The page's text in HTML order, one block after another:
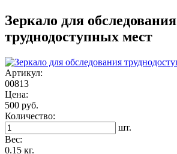
Зеркало для обследования
труднодоступных мест
Артикул:
00813
Цена:
500 руб.
Количество:
шт.
Вес:
0.15 кг.